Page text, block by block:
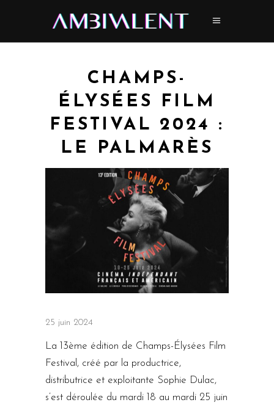
CHAMPS-
ÉLYSÉES FILM
FESTIVAL 2024 :
LE PALMARÈS
25 juin 2024
La 13ème édition de Champs-Élysées Film
Festival, créé par la productrice,
distributrice et exploitante Sophie Dulac,
s’est déroulée du mardi 18 au mardi 25 juin